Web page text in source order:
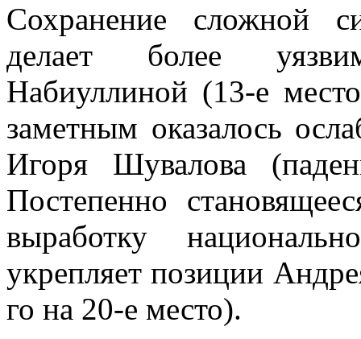
Сохранение сложной
делает более
Набиуллиной (13-е
заметным оказалось
Игоря Шувалова
Постепенно
выработку
укрепляет позиции
го на 20-е место).